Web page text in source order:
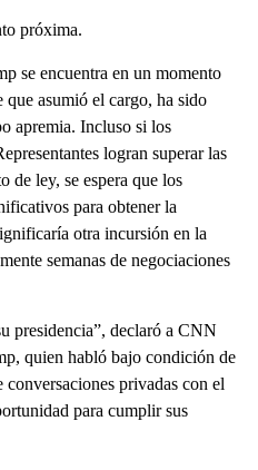
próxima.
se encuentra en un momento
asumió el cargo, ha sido
apremia. Incluso si los
logran superar las
de ley, se espera que los
para obtener la
otra incursión en la
semanas de negociaciones
presidencia”, declaró a CNN
quien habló bajo condición de
privadas con el
para cumplir sus